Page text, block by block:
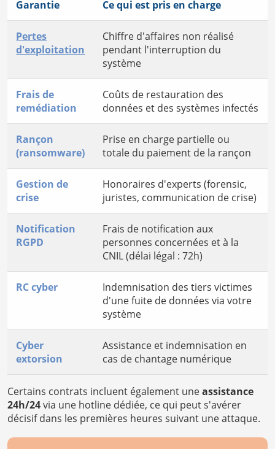
Garantie Ce qui est pris en charge
Pertes
d'exploitation
Chiffre d'affaires non réalisé
pendant l'interruption du
système
Frais de
remédiation
Coûts de restauration des
données et des systèmes infectés
Rançon
(ransomware)
Prise en charge partielle ou
totale du paiement de la rançon
Gestion de
crise
Honoraires d'experts (forensic,
juristes, communication de crise)
Notification
RGPD
Frais de notification aux
personnes concernées et à la
CNIL (délai légal : 72h)
RC cyber
Indemnisation des tiers victimes
d'une fuite de données via votre
système
Cyber
extorsion
Assistance et indemnisation en
cas de chantage numérique
Certains contrats incluent également uneassistance
24h/24via une hotline dédiée, ce qui peut s'avérer
décisif dans les premières heures suivant une attaque.